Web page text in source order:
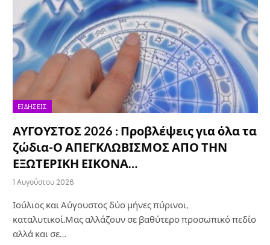
ΕΙΔΉΣΕΙΣ
ΑΥΓΟΥΣΤΟΣ 2026 : Προβλέψεις για όλα τα
ζώδια-Ο ΑΠΕΓΚΛΩΒΙΣΜΟΣ ΑΠΟ ΤΗΝ
ΕΞΩΤΕΡΙΚΗ ΕΙΚΟΝΑ…
1 Αυγούστου 2026
Ιούλιος και Αύγουστος δύο μήνες πύρινοι,
καταλυτικοί.Μας αλλάζουν σε βαθύτερο προσωπικό πεδίο
αλλά και σε…